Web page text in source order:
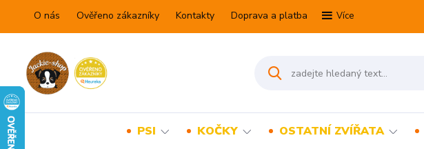
O nás Ověřeno zákazníky Kontakty Doprava a platba Více
PSI KOČKY OSTATNÍ ZVÍŘATA